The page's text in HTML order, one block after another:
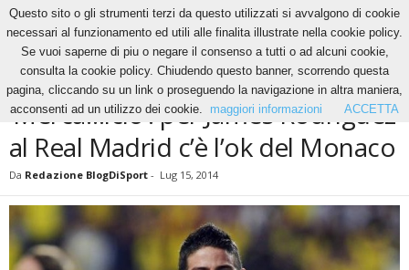
News ‘Merca…lcio’: per James Rodriguez al Real Madrid c’è l’ok del Monaco
NEWS
‘Merca…lcio’: per James Rodriguez
al Real Madrid c’è l’ok del Monaco
Da Redazione BlogDiSport - Lug 15, 2014
Questo sito o gli strumenti terzi da questo utilizzati si avvalgono di cookie
necessari al funzionamento ed utili alle finalita illustrate nella cookie policy.
Se vuoi saperne di piu o negare il consenso a tutti o ad alcuni cookie,
consulta la cookie policy. Chiudendo questo banner, scorrendo questa
pagina, cliccando su un link o proseguendo la navigazione in altra maniera,
acconsenti ad un utilizzo dei cookie.
maggiori informazioni ACCETTA